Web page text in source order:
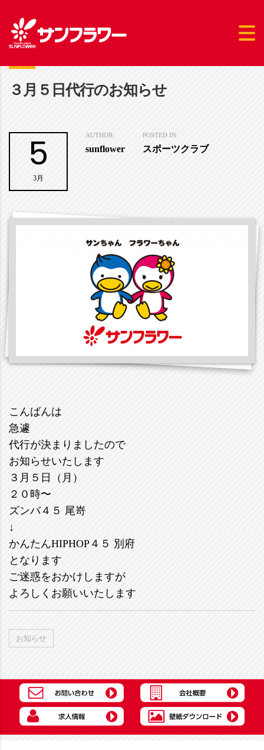
３月５日代行のお知らせ
5
3月
AUTHOR:
sunflower
POSTED IN:
スポーツクラブ
こんばんは
急遽
代行が決まりましたので
お知らせいたします
３月５日（月）
２０時〜
ズンバ４５ 尾嵜
↓
かんたんHIPHOP４５ 別府
となります
ご迷惑をおかけしますが
よろしくお願いいたします
お知らせ